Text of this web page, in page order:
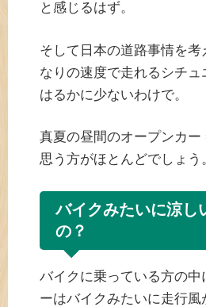
と感じるはず。
そして日本の道路事情を
なりの速度で走れるシチ
はるかに少ないわけで。
真夏の昼間のオープンカー
思う方がほとんどでしょう
バイクみたいに涼し
の？
バイクに乗っている方の中
ーはバイクみたいに走行風